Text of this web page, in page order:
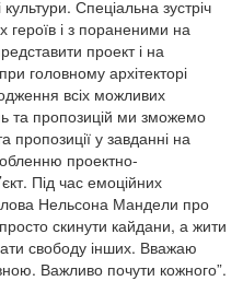
Спеціальна зустріч
героїв і з пораненими на
проект і на
головному архітекторі
всіх можливих
та пропозицій ми зможемо
пропозиції у завданні на
проектно-
Під час емоційних
Нельсона Мандели про
скинути кайдани, а жити
свободу інших. Вважаю
Важливо почути кожного”.